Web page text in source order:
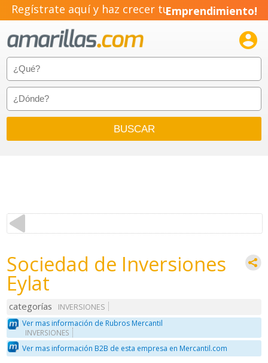
Regístrate aquí y haz crecer tuEmprendimiento!

Sociedad de Inversiones
Eylat
categorías
INVERSIONES
Ver mas información de Rubros Mercantil
INVERSIONES
Ver mas información B2B de esta empresa en Mercantil.com